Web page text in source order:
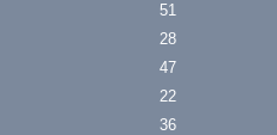
51
28
47
22
36